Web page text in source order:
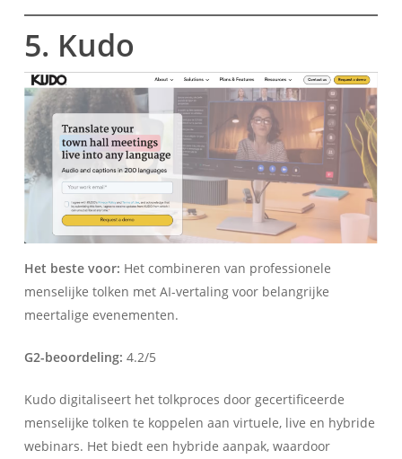
5. Kudo
Het beste voor: Het combineren van professionele
menselijke tolken met AI-vertaling voor belangrijke
meertalige evenementen.
G2-beoordeling: 4.2/5
Kudo digitaliseert het tolkproces door gecertificeerde
menselijke tolken te koppelen aan virtuele, live en hybride
webinars. Het biedt een hybride aanpak, waardoor